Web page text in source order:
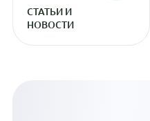
СТАТЬИ И
НОВОСТИ